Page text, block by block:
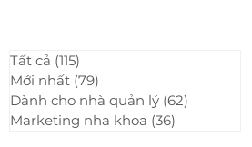
Tất cả (115)
Mới nhất (79)
Dành cho nhà quản lý (62)
Marketing nha khoa (36)